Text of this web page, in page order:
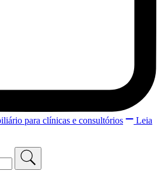
para clínicas e consultórios
Leia